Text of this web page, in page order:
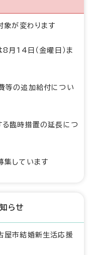
が変わります
月14日（金曜日）ま
等の追加給付につい
る臨時措置の延長につ
集しています
らせ
屋市結婚新生活応援